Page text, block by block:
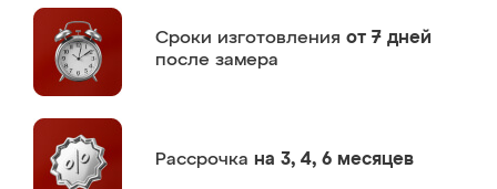
Сроки изготовления от 7 дней
после замера
Рассрочка на 3, 4, 6 месяцев